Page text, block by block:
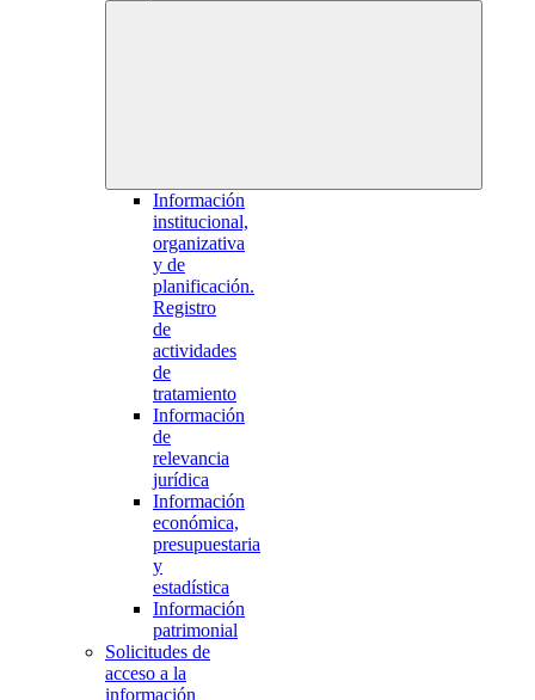
Información
institucional,
organizativa
y de
planificación.
Registro
de
actividades
de
tratamiento
Información
de
relevancia
jurídica
Información
económica,
presupuestaria
y
estadística
Información
patrimonial
Solicitudes de
acceso a la
información